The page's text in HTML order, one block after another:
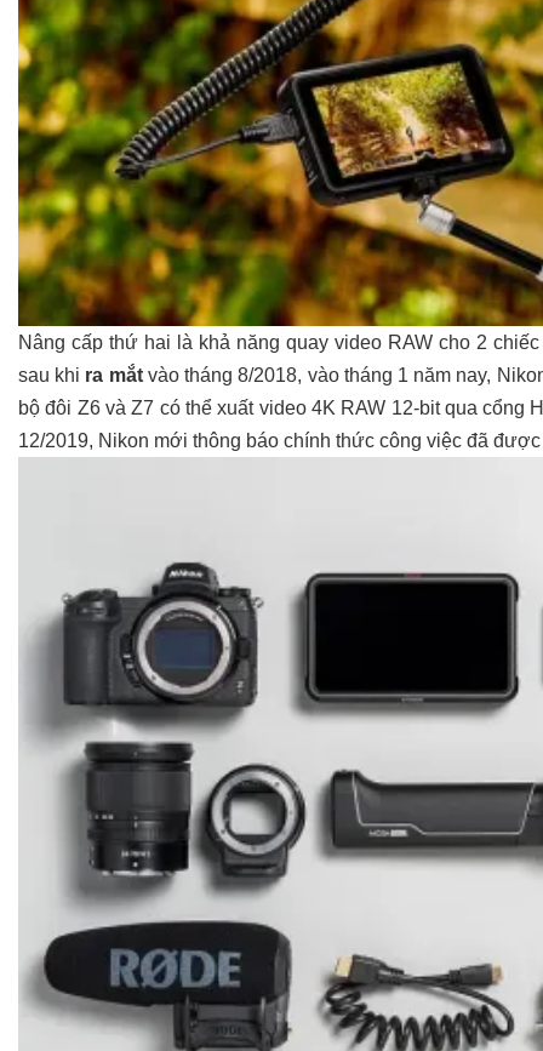
Nâng cấp thứ hai là khả năng quay video RAW cho 2
sau khi ra mắtvào tháng 8/2018, vào tháng 1 năm nay,
bộ đôi Z6 và Z7 có thể xuất video 4K RAW 12-bit qua cổng
12/2019, Nikon mới thông báo chính thức công việc đã